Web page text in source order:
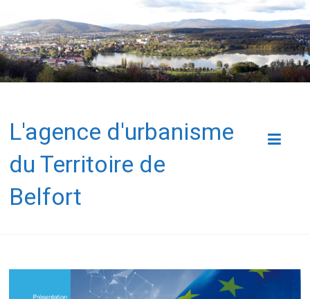
L'agence d'urbanisme
du Territoire de
Belfort